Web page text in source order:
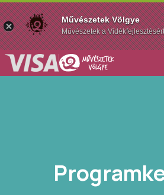
Művészetek Völgye
Művészetek a